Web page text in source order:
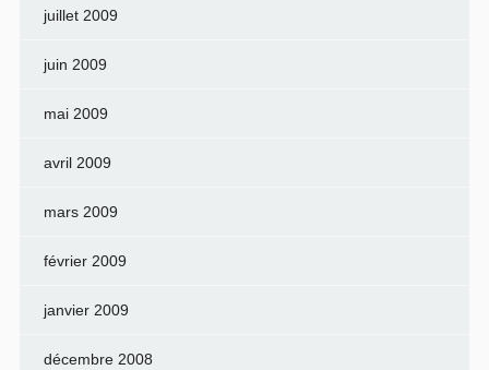
juillet 2009
juin 2009
mai 2009
avril 2009
mars 2009
février 2009
janvier 2009
décembre 2008